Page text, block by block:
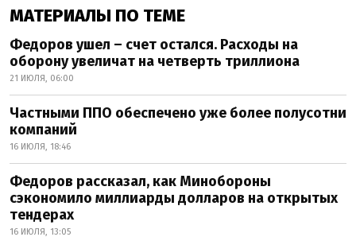
МАТЕРИАЛЫ ПО ТЕМЕ
Федоров ушел – счет остался. Расходы на
оборону увеличат на четверть триллиона
21 ИЮЛЯ, 06:00
Частными ППО обеспечено уже более полусотни
компаний
16 ИЮЛЯ, 18:46
Федоров рассказал, как Минобороны
сэкономило миллиарды долларов на открытых
тендерах
16 ИЮЛЯ, 13:05